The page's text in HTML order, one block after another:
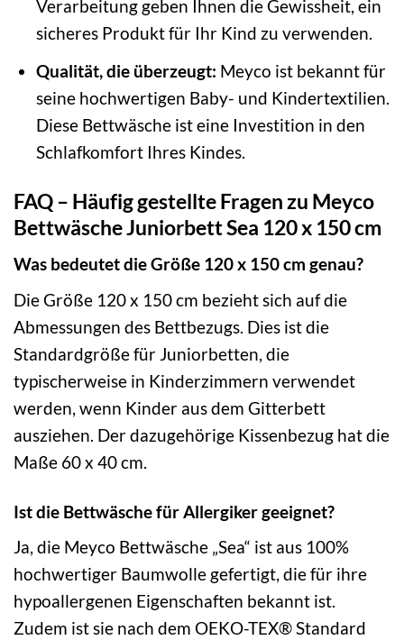
Verarbeitung geben Ihnen die Gewissheit, ein
sicheres Produkt für Ihr Kind zu verwenden.
Qualität, die überzeugt: Meyco ist bekannt für
seine hochwertigen Baby- und Kindertextilien.
Diese Bettwäsche ist eine Investition in den
Schlafkomfort Ihres Kindes.
FAQ – Häufig gestellte Fragen zu Meyco
Bettwäsche Juniorbett Sea 120 x 150 cm
Was bedeutet die Größe 120 x 150 cm genau?
Die Größe 120 x 150 cm bezieht sich auf die
Abmessungen des Bettbezugs. Dies ist die
Standardgröße für Juniorbetten, die
typischerweise in Kinderzimmern verwendet
werden, wenn Kinder aus dem Gitterbett
ausziehen. Der dazugehörige Kissenbezug hat die
Maße 60 x 40 cm.
Ist die Bettwäsche für Allergiker geeignet?
Ja, die Meyco Bettwäsche „Sea“ ist aus 100%
hochwertiger Baumwolle gefertigt, die für ihre
hypoallergenen Eigenschaften bekannt ist.
Zudem ist sie nach dem OEKO-TEX® Standard